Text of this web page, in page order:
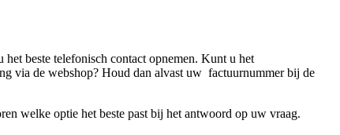
beste telefonisch contact opnemen. Kunt u het
via de webshop? Houd dan alvast uw factuurnummer bij de
welke optie het beste past bij het antwoord op uw vraag.